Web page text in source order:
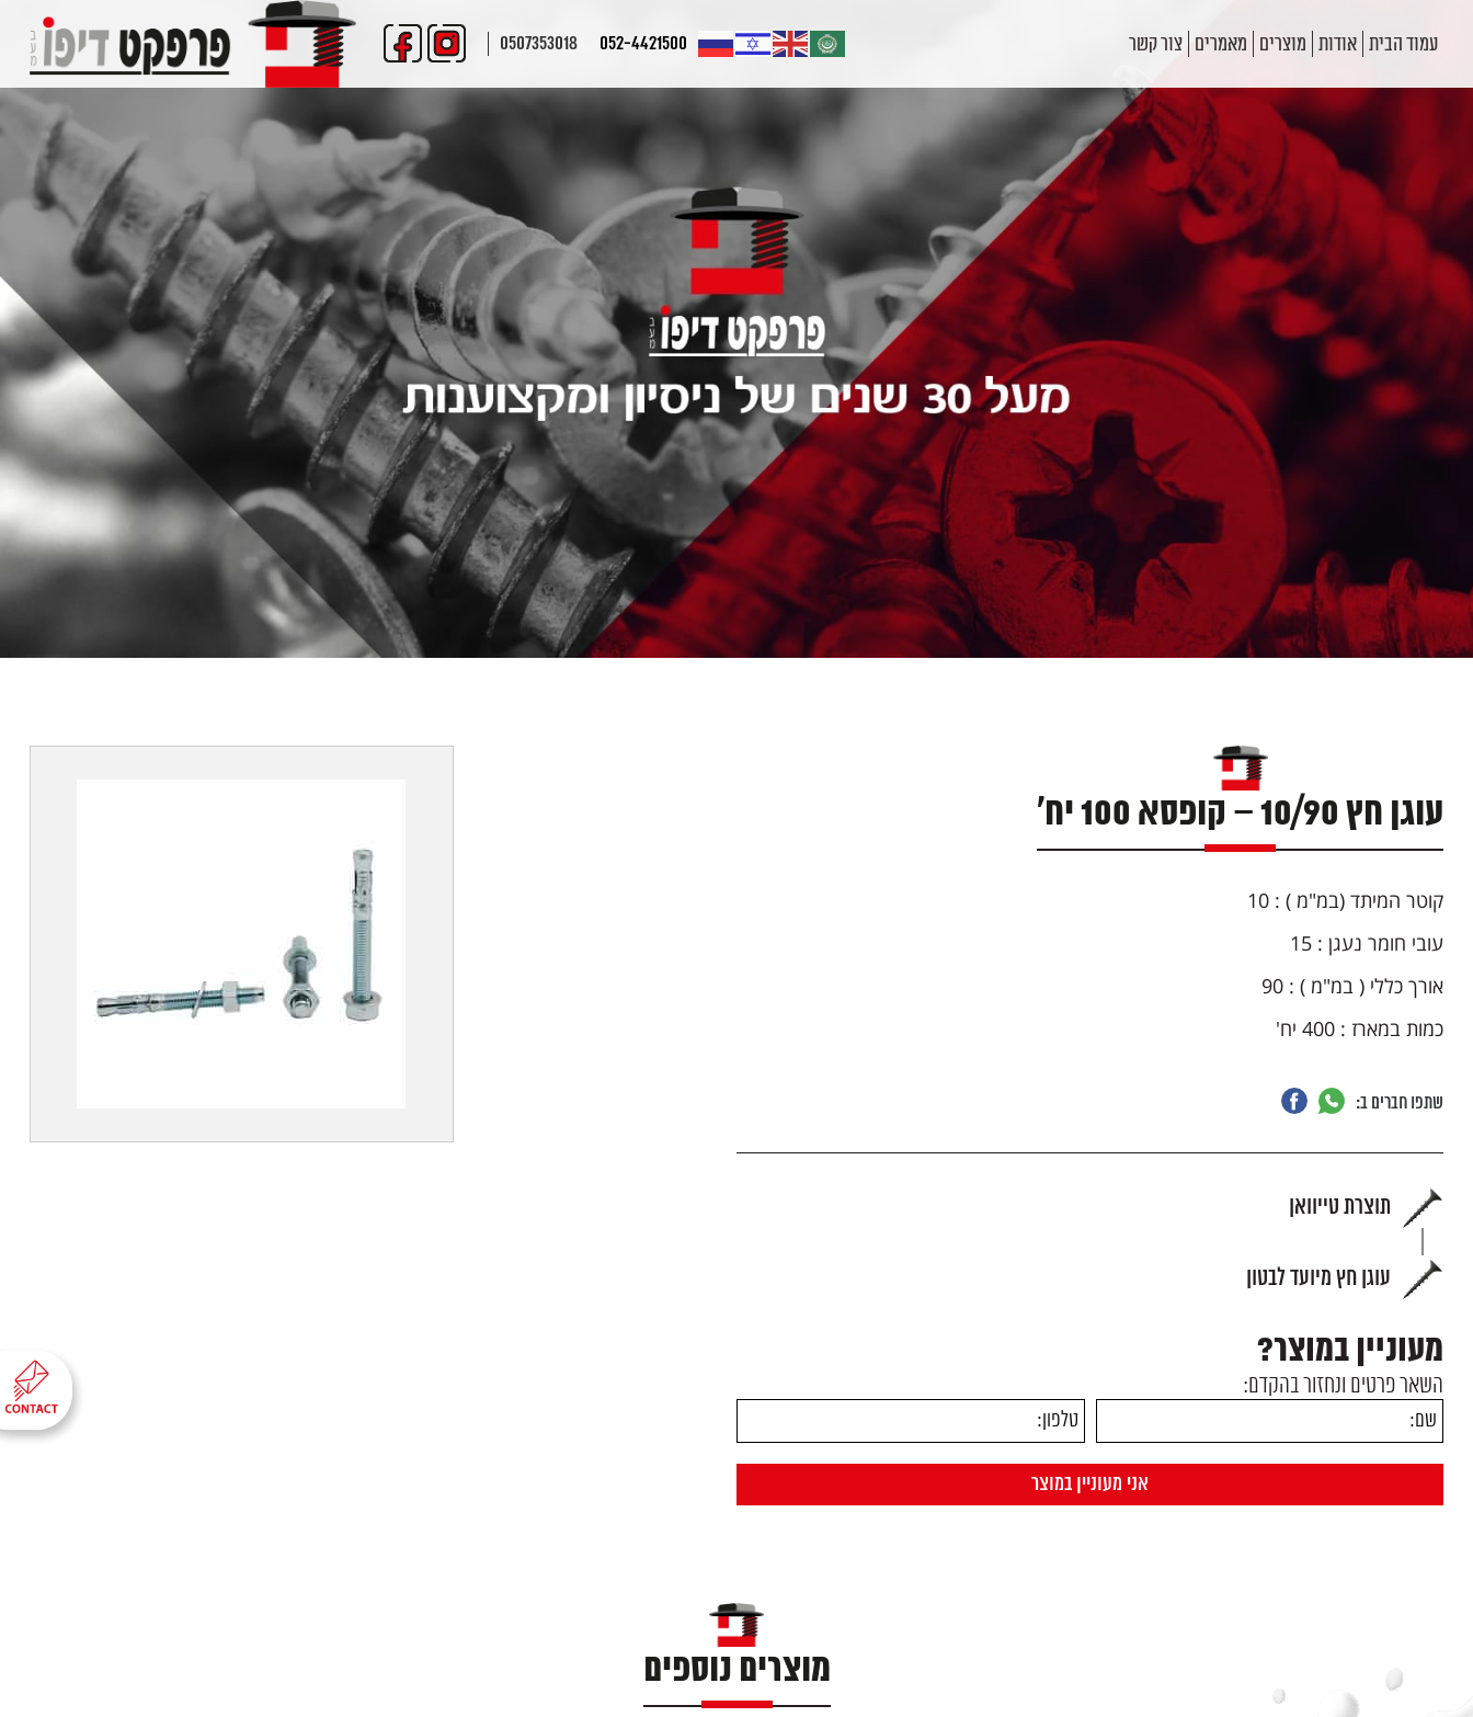
עמוד הבית אודות מוצרים מאמרים צור קשר 052-4421500
0507353018
עוגן חץ 10/90 – קופסא 100 יח'
קוטר המיתד (במ"מ ) : 10
עובי חומר נעגן : 15
אורך כללי ( במ"מ ) : 90
כמות במארז : 400 יח
'
שתפו חברים ב:
תוצרת טייוואן
עוגן חץ מיועד לבטון
מעוניין במוצר?
השאר פרטים ונחזור בהקדם:
מוצרים נוספים